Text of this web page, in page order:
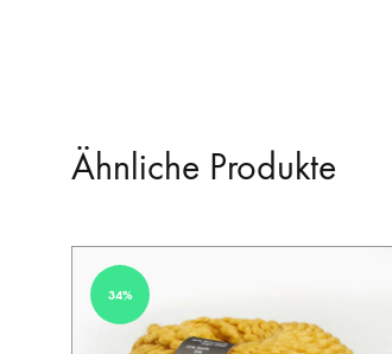
Ähnliche Produkte
34%